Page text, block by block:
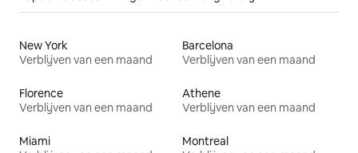
New York
Verblijven van een maand
Barcelona
Verblijven van een maand
Florence
Verblijven van een maand
Athene
Verblijven van een maand
Miami
Montreal